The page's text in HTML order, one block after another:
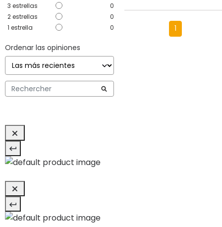
3 estrellas
0
2estrellas
0
1 estrella 0
Ordenar las opiniones
1